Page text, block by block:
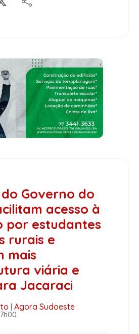
Governo do
acesso à
por estudantes
rurais e
mais
viária e
Jacaraci
Agora Sudoeste